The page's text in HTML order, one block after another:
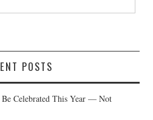
POSTS
Be Celebrated This Year — Not